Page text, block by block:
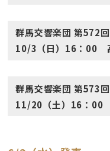
群馬交響楽団 第572
10/3（日）16：00
群馬交響楽団 第573
11/20（土）16：00